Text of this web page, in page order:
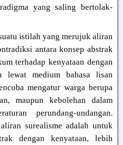
yang saling bertolak-
istilah yang merujuk aliran
antara konsep abstrak
terhadap kenyataan dengan
lewat medium bahasa lisan
mengatur warga berupa
maupun kebolehan dalam
perundang-undangan.
surealisme adalah untuk
dengan kenyataan, lebih